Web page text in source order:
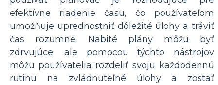
efektívne riadenie času, čo používateľom
umožňuje uprednostniť dôležité úlohy a tráviť
čas rozumne. Nabité plány môžu byť
zdrvujúce, ale pomocou týchto nástrojov
môžu používatelia rozdeliť svoju každodennú
rutinu na zvládnuteľné úlohy a zostať